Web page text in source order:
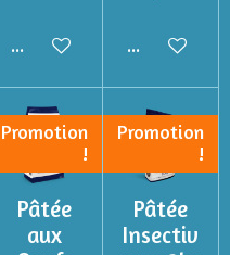
Ajouter au panierAjouter au
Promotion
!
Pâtée
aux
Promotion
!
Pâtée
Insectiv